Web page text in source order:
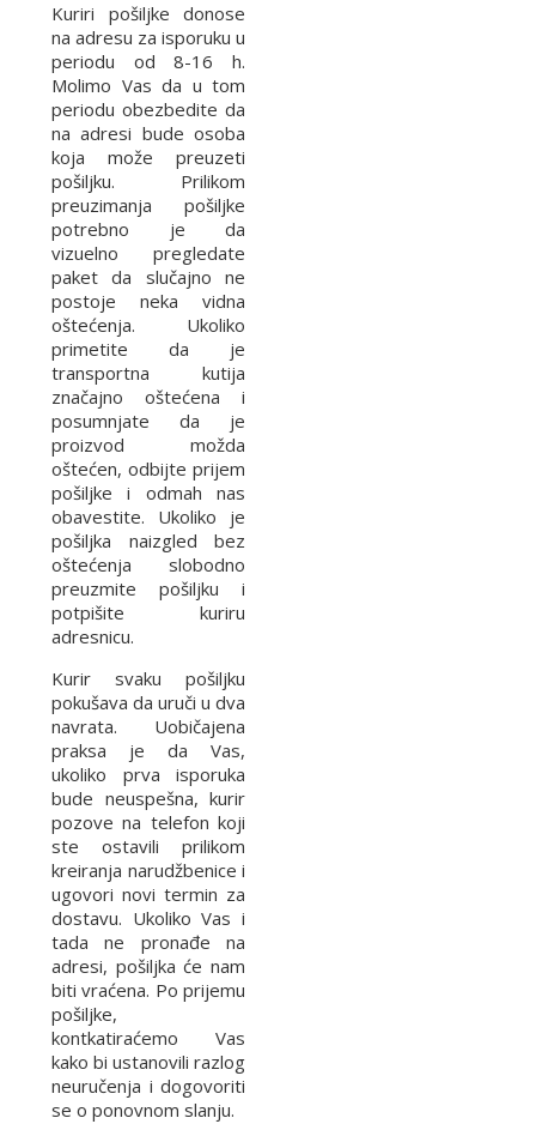
Kuriri pošiljke donose
na adresu za isporuku u
periodu od 8-16 h.
Molimo Vas da u tom
periodu obezbedite da
na adresi bude osoba
koja može preuzeti
pošiljku. Prilikom
preuzimanja pošiljke
potrebno je da
vizuelno pregledate
paket da slučajno ne
postoje neka vidna
oštećenja. Ukoliko
primetite da je
transportna kutija
značajno oštećena i
posumnjate da je
proizvod možda
oštećen, odbijte prijem
pošiljke i odmah nas
obavestite. Ukoliko je
pošiljka naizgled bez
oštećenja slobodno
preuzmite pošiljku i
potpišite kuriru
adresnicu.
Kurir svaku pošiljku
pokušava da uruči u dva
navrata. Uobičajena
praksa je da Vas,
ukoliko prva isporuka
bude neuspešna, kurir
pozove na telefon koji
ste ostavili prilikom
kreiranja narudžbenice i
ugovori novi termin za
dostavu. Ukoliko Vas i
tada ne pronađe na
adresi, pošiljka će nam
biti vraćena. Po prijemu
pošiljke,
kontkatiraćemo Vas
kako bi ustanovili razlog
neuručenja i dogovoriti
se o ponovnom slanju.